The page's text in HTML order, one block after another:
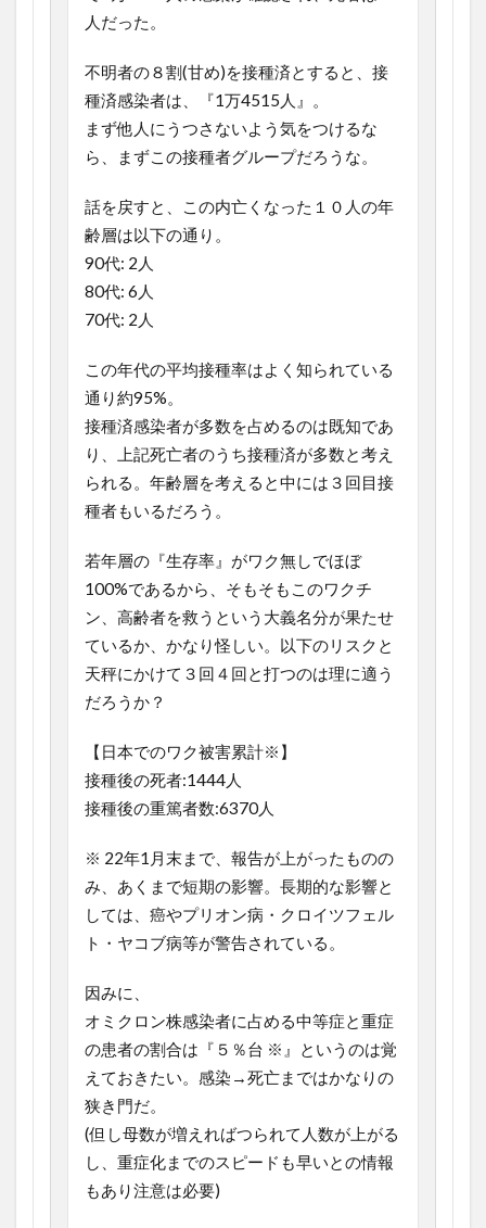
人だった。
不明者の８割(甘め)を接種済とすると、接
種済感染者は、『1万4515人』。
まず他人にうつさないよう気をつけるな
ら、まずこの接種者グループだろうな。
話を戻すと、この内亡くなった１０人の年
齢層は以下の通り。
90代: 2人
80代: 6人
70代: 2人
この年代の平均接種率はよく知られている
通り約95%。
接種済感染者が多数を占めるのは既知であ
り、上記死亡者のうち接種済が多数と考え
られる。年齢層を考えると中には３回目接
種者もいるだろう。
若年層の『生存率』がワク無しでほぼ
100%であるから、そもそもこのワクチ
ン、高齢者を救うという大義名分が果たせ
ているか、かなり怪しい。以下のリスクと
天秤にかけて３回４回と打つのは理に適う
だろうか？
【日本でのワク被害累計※】
接種後の死者:1444人
接種後の重篤者数:6370人
※ 22年1月末まで、報告が上がったものの
み、あくまで短期の影響。長期的な影響と
しては、癌やプリオン病・クロイツフェル
ト・ヤコブ病等が警告されている。
因みに、
オミクロン株感染者に占める中等症と重症
の患者の割合は『５％台 ※』というのは覚
えておきたい。感染→死亡まではかなりの
狭き門だ。
(但し母数が増えればつられて人数が上がる
し、重症化までのスピードも早いとの情報
もあり注意は必要)